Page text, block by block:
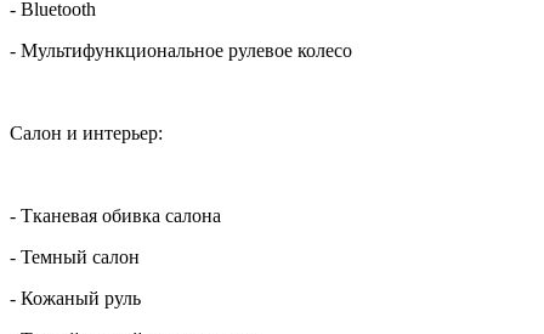
- Bluetooth
- Мультифункциональное рулевое колесо
Салон и интерьер:
- Тканевая обивка салона
- Темный салон
- Кожаный руль